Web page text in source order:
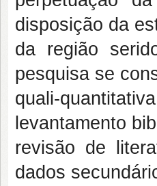
disposição da
da região
pesquisa se
quali-
levantamento
revisão de
dados